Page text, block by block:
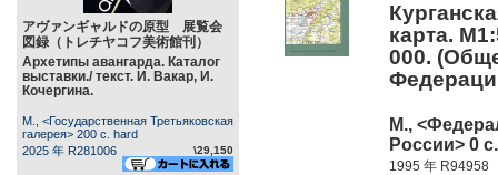
アヴァンギャルドの原型 展覧会
図録（トレチヤコフ美術館刊）
Архетипы авангарда. Каталог
выставки./ текст. И. Вакар, И.
Кочергина.
М., <Государственная Третьяковская
галерея> 200 c. hard
2025 年 R281006
\29,150
карта.
000.
М.,
России> 0 c.
1995 年 R94958